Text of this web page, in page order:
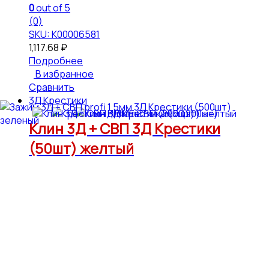
0out of 5
(0)
SKU: К00006581
1,117.68 ₽
Подробнее
В избранное
Сравнить
3Д Крестики
Клин 3Д + СВП 3Д Крестики
(50шт) желтый